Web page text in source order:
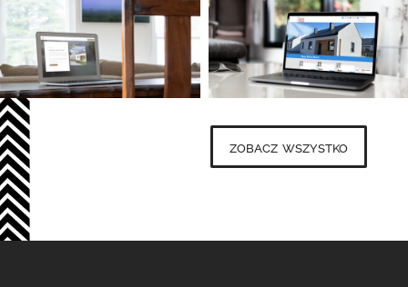
zobacz wszystko